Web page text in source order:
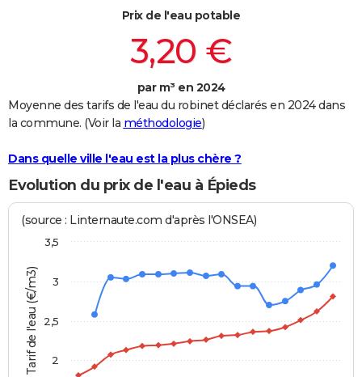
FORUM
Prix de l'eau potable
3,20 €
par m³ en 2024
Moyenne des tarifs de l'eau du robinet déclarés en 2024 dans
la commune. (Voir la méthodologie)
Dans quelle ville l'eau est la plus chère ?
Evolution du prix de l'eau à Épieds
Tarif de l'eau (€/m3)
(source : Linternaute.com d'après l'ONSEA)
2
2,5
3
3,5